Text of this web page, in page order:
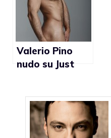
Valerio Pino
nudo su Just